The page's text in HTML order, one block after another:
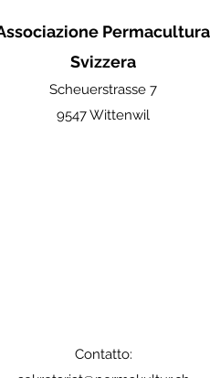
Permacultura
Svizzera
Scheuerstrasse 7
9547 Wittenwil
Contatto: